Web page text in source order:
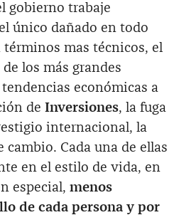
gobierno trabaje
único dañado en todo
términos mas técnicos, el
los más grandes
económicas a
de Inversiones, la fuga
internacional, la
Cada una de ellas
en el estilo de vida, en
especial, menos
de cada persona y por